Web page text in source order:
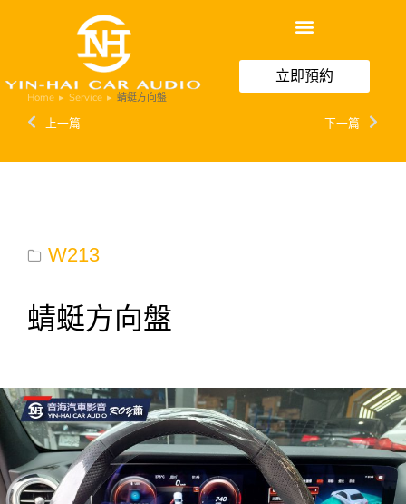
立即預約
You are here:
Home Service 蜻蜓方向盤
上一篇 下一篇
W213
蜻蜓方向盤